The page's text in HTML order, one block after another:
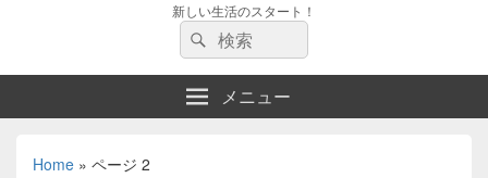
新しい生活のスタート！
検
索:
検
索
メニュー
Home » ページ 2